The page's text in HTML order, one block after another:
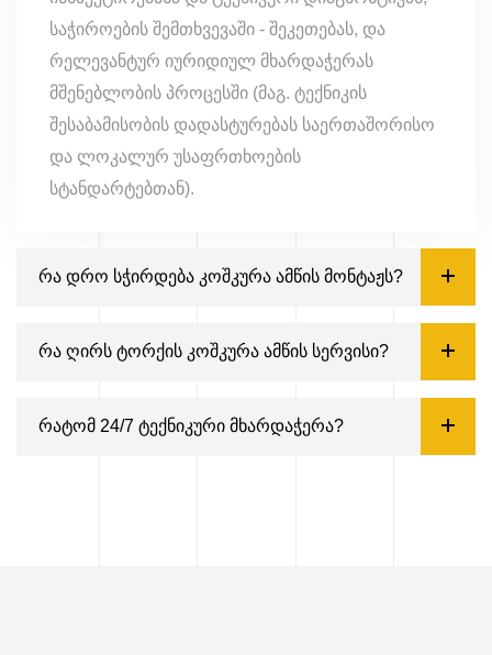
საჭიროების შემთხვევაში - შეკეთებას, და
რელევანტურ იურიდიულ მხარდაჭერას
მშენებლობის პროცესში (მაგ. ტექნიკის
შესაბამისობის დადასტურებას საერთაშორისო
და ლოკალურ უსაფრთხოების
სტანდარტებთან).
რა დრო სჭირდება კოშკურა ამწის მონტაჟს?
რა ღირს ტორქის კოშკურა ამწის სერვისი?
რატომ 24/7 ტექნიკური მხარდაჭერა?